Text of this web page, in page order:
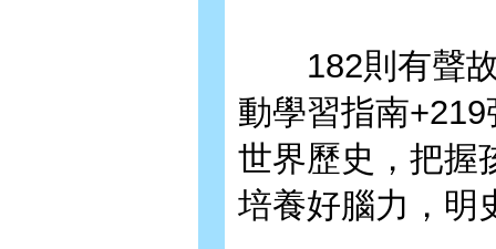
182則有聲故
動學習指南
世界歷史，把握
培養好腦力，明